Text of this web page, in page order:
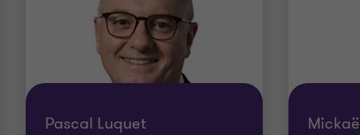
Pascal Luquet